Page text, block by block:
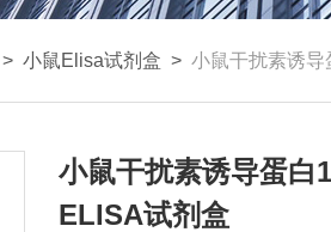
> 小鼠Elisa试剂盒 > 小鼠干扰素诱
小鼠干扰素诱导蛋白
ELISA试剂盒